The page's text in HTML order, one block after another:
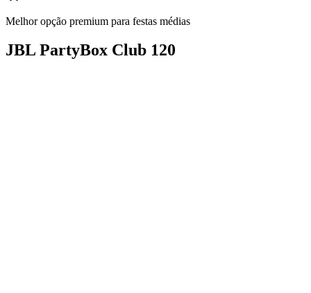
Melhor opção premium para festas médias
JBL PartyBox Club 120